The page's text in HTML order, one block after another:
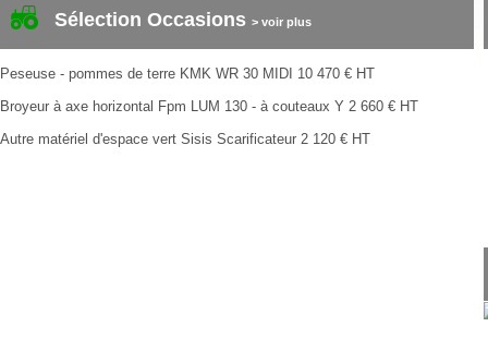
Sélection Occasions > voir plus
Peseuse - pommes de terre KMK WR 30 MIDI 10 470 € HT
Broyeur à axe horizontal Fpm LUM 130 - à couteaux Y 2 660 € HT
Autre matériel d'espace vert Sisis Scarificateur 2 120 € HT